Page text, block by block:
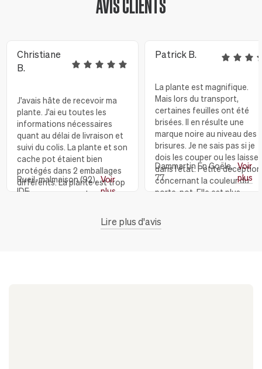
AVIS CLIENTS
Christiane
B.
J'avais hâte de recevoir ma
plante. J'ai eu toutes les
informations nécessaires
quant au délai de livraison et
suivi du colis. La plante et son
cache pot étaient bien
protégés dans 2 emballages
différents. La plante est trop
belle avec son cache pot en
toute l'équipe de LEON et
GEORGE qui ont répondu à
Rueil-malmaison (92),
IDF
Voir
plus
Patrick B.
La plante est magnifique.
Mais lors du transport,
certaines feuilles ont été
brisées. Il en résulte une
marque noire au niveau des
brisures. Je ne sais pas si je
dois les couper ou les laisser
dans l'état. Petite déception
concernant la couleur du
porte-pot. Elle est plus
pour un futur achat.
Dammartin En Goële,
77
Voir
plus
Lire plus d'avis